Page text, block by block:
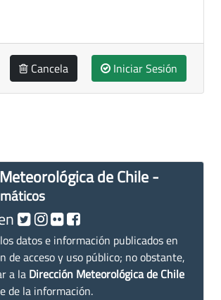
Cancela Iniciar Sesión
de Chile -
datos e información publicados en
de acceso y uso público; no obstante,
a la Dirección Meteorológica de Chile
de la información.